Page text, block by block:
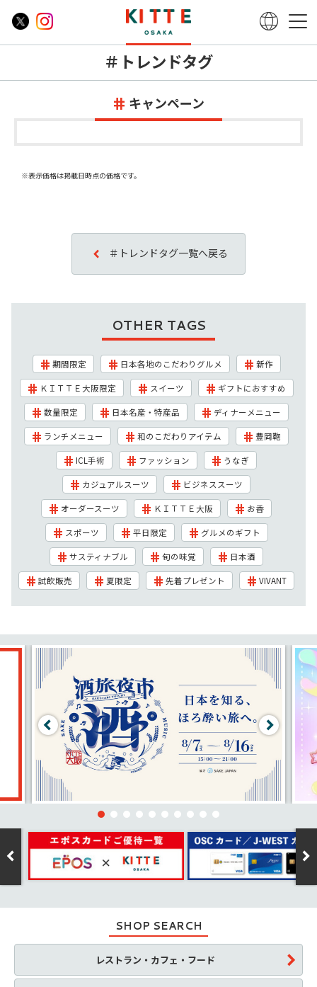
＃トレンドタグ
キャンペーン
※表示価格は掲載日時点の価格です。
＃トレンドタグ一覧へ戻る
OTHER TAGS
期間限定 日本各地のこだわりグルメ 新作
ＫＩＴＴＥ大阪限定 スイーツ ギフトにおすすめ
数量限定 日本名産・特産品 ディナーメニュー
ランチメニュー 和のこだわりアイテム 豊岡鞄
ICL手術 ファッション うなぎ
カジュアルスーツ ビジネススーツ
オーダースーツ ＫＩＴＴＥ大阪 お香
スポーツ 平日限定 グルメのギフト
サスティナブル 旬の味覚 日本酒
試飲販売 夏限定 先着プレゼント VIVANT
SHOP SEARCH
レストラン・カフェ・フード